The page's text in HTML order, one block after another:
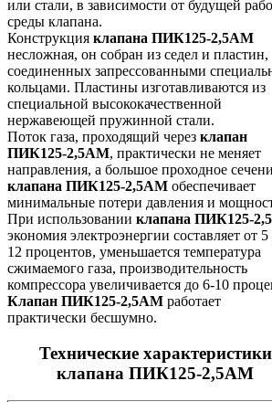
или стали, в зависимости от будущей
среды клапана.
Конструкция клапана ПИК125-2,5АМ
несложная, он собран из седел и пластин,
соединенных запрессованными
кольцами. Пластины изготавливаются из
специальной высококачественной
нержавеющей пружинной стали.
Поток газа, проходящий через клапан
ПИК125-2,5АМ, практически не меняет
направления, а большое проходное
клапана ПИК125-2,5АМ обеспечивает
минимальные потери давления и
При использовании клапана ПИК125-
экономия электроэнергии составляет от 5
12 процентов, уменьшается температура
сжимаемого газа, производительность
компрессора увеличивается до 6-10
Клапан ПИК125-2,5АМ работает
практически бесшумно.
Технические характеристики
клапана ПИК125-2,5АМ